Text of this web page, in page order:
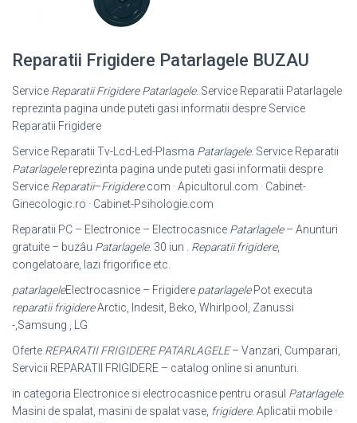
Reparatii Frigidere Patarlagele BUZAU
Service Reparatii Frigidere Patarlagele. Service Reparatii Patarlagele
reprezinta pagina unde puteti gasi informatii despre Service
Reparatii Frigidere
Service Reparatii Tv-Lcd-Led-Plasma Patarlagele. Service Reparatii
Patarlagelereprezinta pagina unde puteti gasi informatii despre
Service Reparatii–Frigidere.com · Apicultorul.com · Cabinet-
Ginecologic.ro · Cabinet-Psihologie.com
Reparatii PC – Electronice – Electrocasnice Patarlagele– Anunturi
gratuite – buzâu Patarlagele. 30 iun . Reparatii frigidere,
congelatoare, lazi frigorifice etc.
patarlageleElectrocasnice – Frigidere patarlagelePot executa
reparatii frigidereArctic, Indesit, Beko, Whirlpool, Zanussi
-,Samsung , LG
Oferte REPARATII FRIGIDERE PATARLAGELE– Vanzari, Cumparari,
Servicii REPARATII FRIGIDERE – catalog online si anunturi.
in categoria Electronice si electrocasnice pentru orasul Patarlagele.
Masini de spalat, masini de spalat vase, frigidere. Aplicatii mobile ·